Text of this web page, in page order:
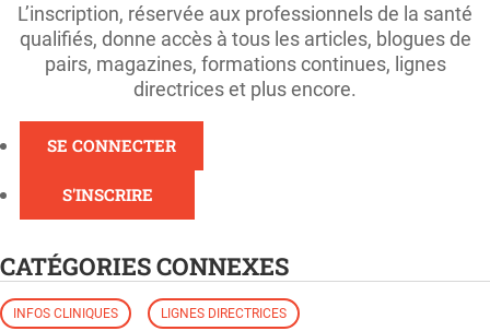
L’inscription, réservée aux professionnels de la santé
qualifiés, donne accès à tous les articles, blogues de
pairs, magazines, formations continues, lignes
directrices et plus encore.
SE CONNECTER
S'INSCRIRE
CATÉGORIES CONNEXES
INFOS CLINIQUES LIGNES DIRECTRICES